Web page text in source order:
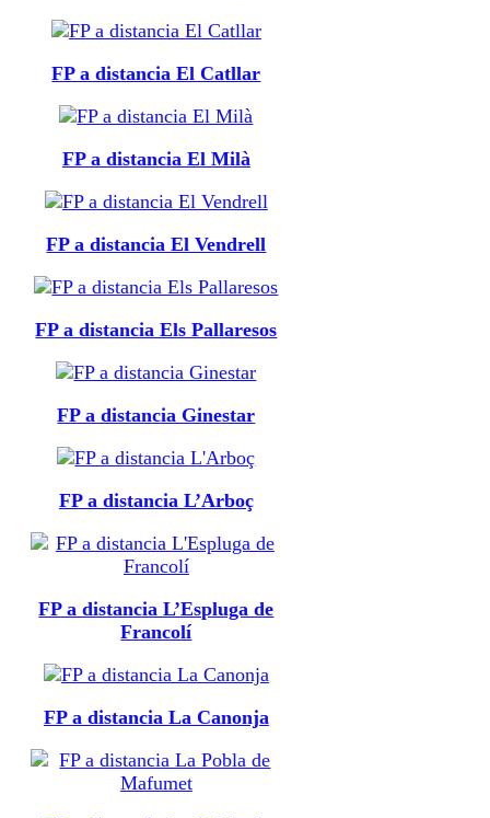
FP a distancia El Catllar
FP a distancia El Milà
FP a distancia El Vendrell
FP a distancia Els Pallaresos
FP a distancia Ginestar
FP a distancia L’Arboç
FP a distancia L’Espluga de
Francolí
FP a distancia La Canonja